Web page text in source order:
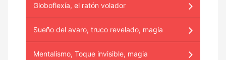
Globoflexía, el ratón volador
Sueño del avaro, truco revelado, magia
Mentalismo, Toque invisible, magia